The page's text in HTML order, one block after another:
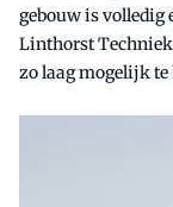
gebouw is volledig
Linthorst
zo laag mogelijk te